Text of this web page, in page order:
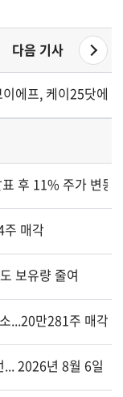
다음 기사
실사 자문사 교체
에프, 케이25닷에
후 11% 주가 변동
주 매각
보유량 줄여
...20만281주 매각
2026년 8월 6일